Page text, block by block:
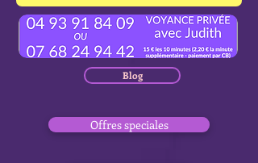
Blog
Offres speciales